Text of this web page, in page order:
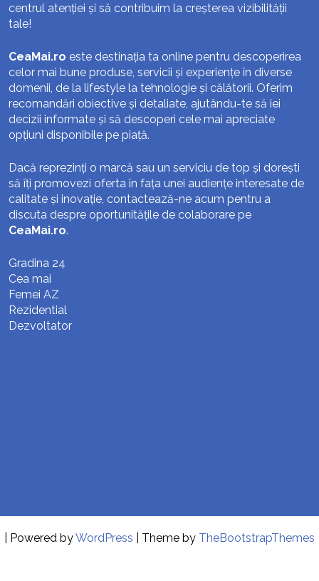
centrul atenției și să contribuim la creșterea vizibilității
tale!
CeaMai.ro este destinația ta online pentru descoperirea
celor mai bune produse, servicii și experiențe în diverse
domenii, de la lifestyle la tehnologie și călătorii. Oferim
recomandări obiective și detaliate, ajutându-te să iei
decizii informate și să descoperi cele mai apreciate
opțiuni disponibile pe piață.
Dacă reprezinți o marcă sau un serviciu de top și dorești
să îți promovezi oferta în fața unei audiențe interesate de
calitate și inovație, contactează-ne acum pentru a
discuta despre oportunitățile de colaborare pe
CeaMai.ro.
Gradina 24
Cea mai
Femei AZ
Rezidential
Dezvoltator
| Powered byWordPress | Theme by TheBootstrapThemes